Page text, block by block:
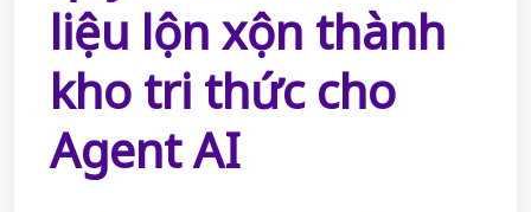
liệu lộn xộn thành
kho tri thức cho
Agent AI